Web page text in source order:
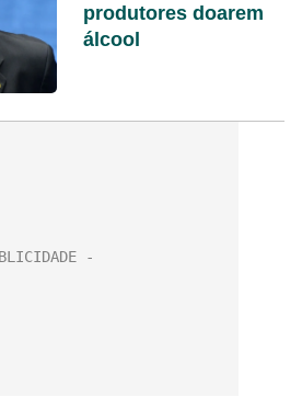
produtores doarem
álcool